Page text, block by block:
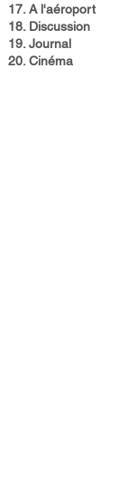
A l'aéroport
Discussion
Journal
Cinéma